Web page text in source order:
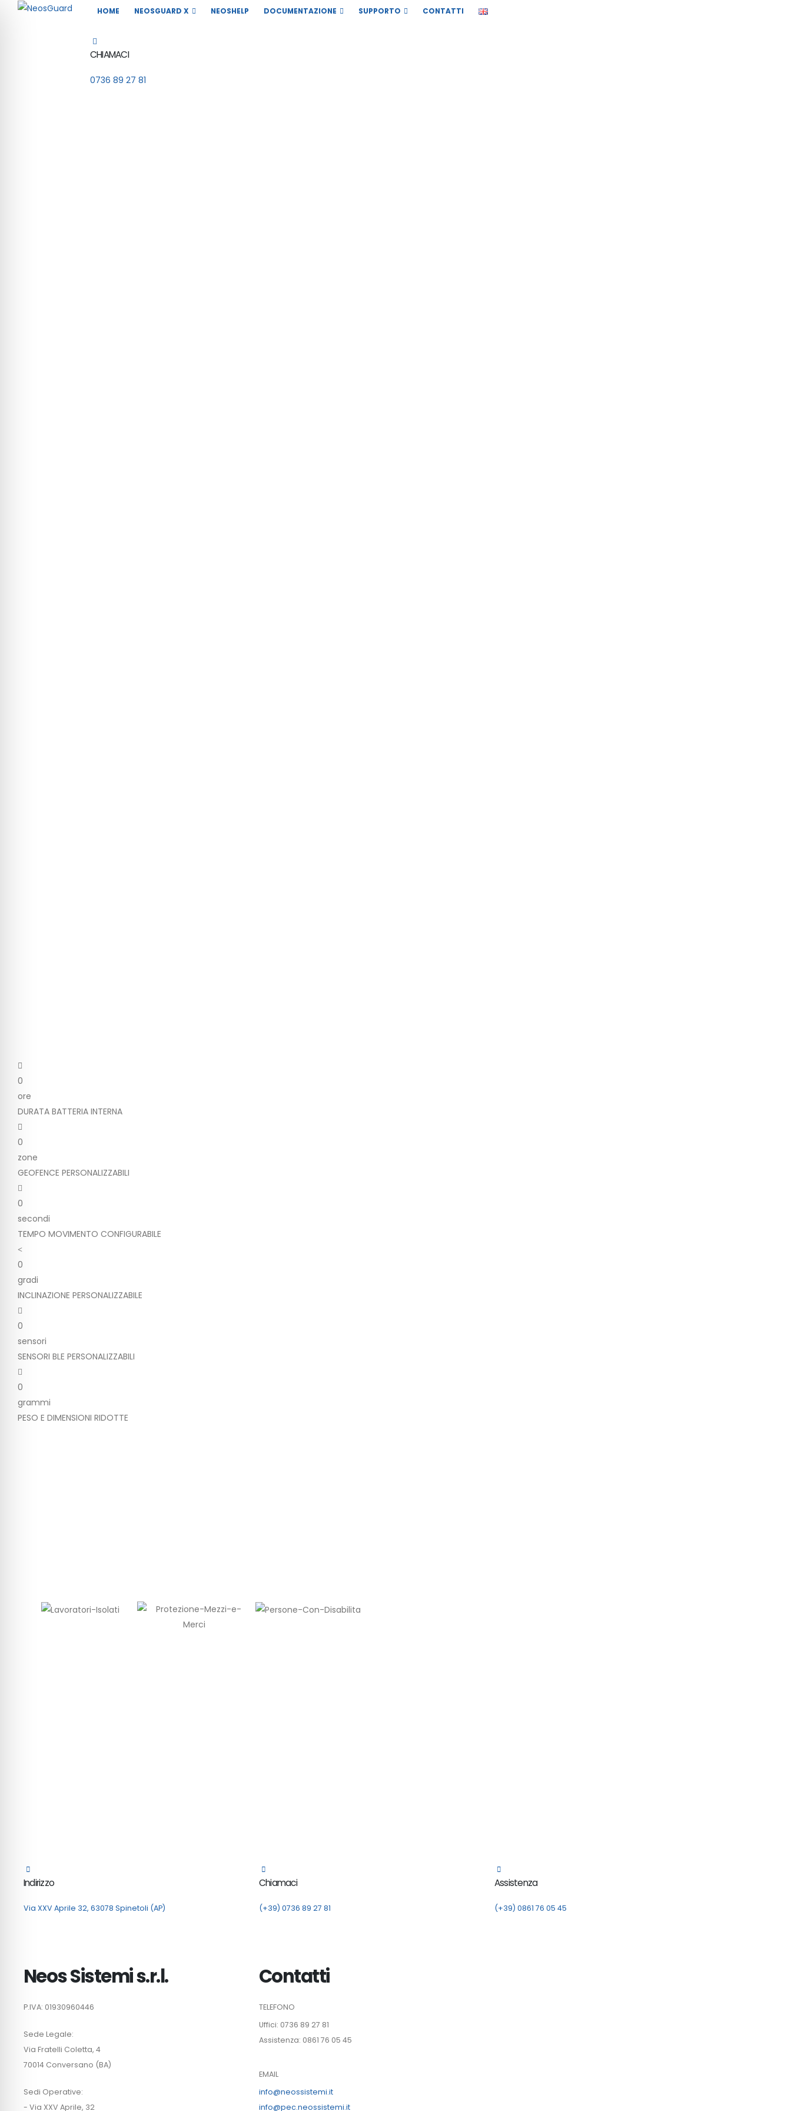
HOME NEOSGUARD X NEOSHELP DOCUMENTAZIONE SUPPORTO CONTATTI
CHIAMACI
0736 89 27 81
0
ore
DURATA BATTERIA INTERNA
0
zone
GEOFENCE PERSONALIZZABILI
0
secondi
TEMPO MOVIMENTO CONFIGURABILE
0
gradi
INCLINAZIONE PERSONALIZZABILE
0
sensori
SENSORI BLE PERSONALIZZABILI
0
grammi
PESO E DIMENSIONI RIDOTTE
Indirizzo
Via XXV Aprile 32, 63078 Spinetoli (AP)
Chiamaci
(+39) 0736 89 27 81
Assistenza
(+39) 0861 76 05 45
Neos Sistemi s.r.l.
P.IVA: 01930960446
Sede Legale:
Via Fratelli Coletta, 4
70014 Conversano (BA)
Sedi Operative:
- Via XXV Aprile, 32
Contatti
TELEFONO
Uffici: 0736 89 27 81
Assistenza: 0861 76 05 45
EMAIL
info@neossistemi.it
info@pec.neossistemi.it